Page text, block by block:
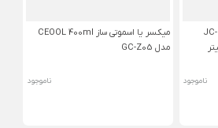
میکسر و اسموتی ساز قابل حمل JC-
ناموجود
میکسر یا اسموتی ساز CEOOL 400ml
مدل GC-Z05
ناموجود